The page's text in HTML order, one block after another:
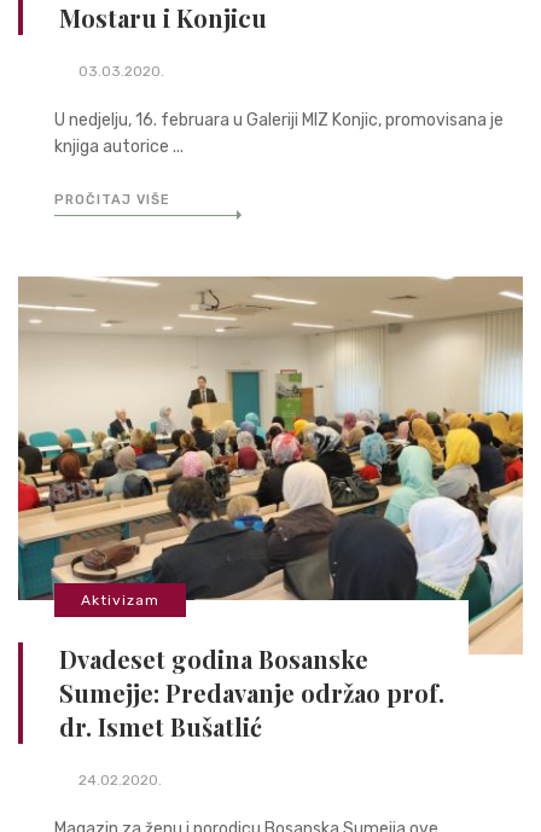
Mostaru i Konjicu
03.03.2020.
U nedjelju, 16. februara u Galeriji MIZ Konjic, promovisana je
knjiga autorice ...
PROČITAJ VIŠE
Aktivizam
Dvadeset godina Bosanske
Sumejje: Predavanje održao prof.
dr. Ismet Bušatlić
24.02.2020.